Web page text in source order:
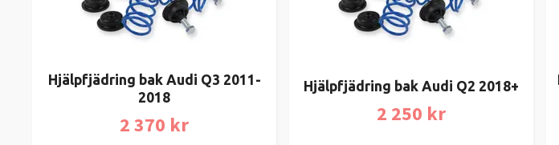
Hjälpfjädring bak Audi Q3 2011-
2018
2 370 kr
Hjälpfjädring bak Audi Q2 2018+
2 250 kr